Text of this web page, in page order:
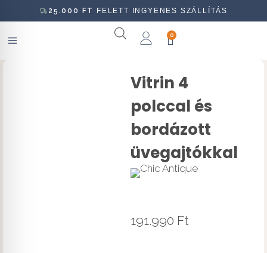
25.000 FT FELETT INGYENES SZÁLLÍTÁS
0
Vitrin 4
polccal és
bordázott
üvegajtókkal
191.990 Ft